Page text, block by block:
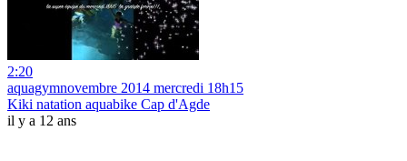
2:20
aquagymnovembre 2014 mercredi 18h15
Kiki natation aquabike Cap d'Agde
il y a 12 ans